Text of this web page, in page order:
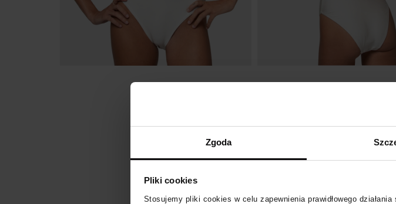
Zgoda
Pliki cookies
Stosujemy pliki cookies w celu zapewnienia prawidłowego